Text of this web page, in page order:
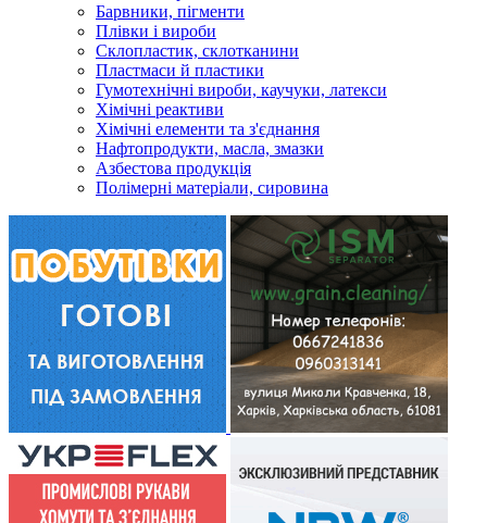
Барвники, пігменти
Плівки і вироби
Склопластик, склотканини
Пластмаси й пластики
Гумотехнічні вироби, каучуки, латекси
Хімічні реактиви
Хімічні елементи та з'єднання
Нафтопродукти, масла, змазки
Азбестова продукція
Полімерні матеріали, сировина